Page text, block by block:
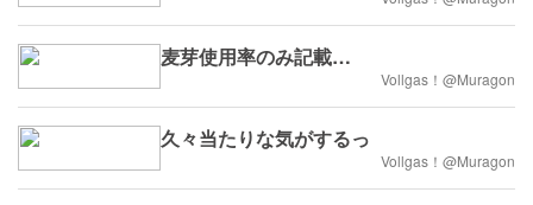
麦芽使用率のみ記載…
Vollgas！@Muragon
久々当たりな気がするっ
Vollgas！@Muragon